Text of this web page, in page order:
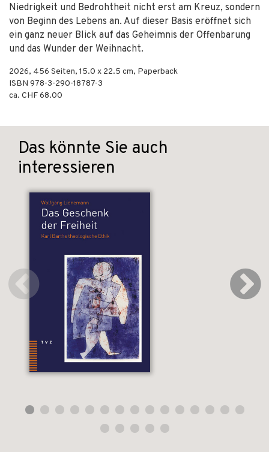
Niedrigkeit und Bedrohtheit nicht erst am Kreuz, sondern
von Beginn des Lebens an. Auf dieser Basis eröffnet sich
ein ganz neuer Blick auf das Geheimnis der Offenbarung
und das Wunder der Weihnacht.
2026, 456 Seiten, 15.0 x 22.5 cm, Paperback
ISBN 978-3-290-18787-3
ca. CHF 68.00
Das könnte Sie auch
interessieren